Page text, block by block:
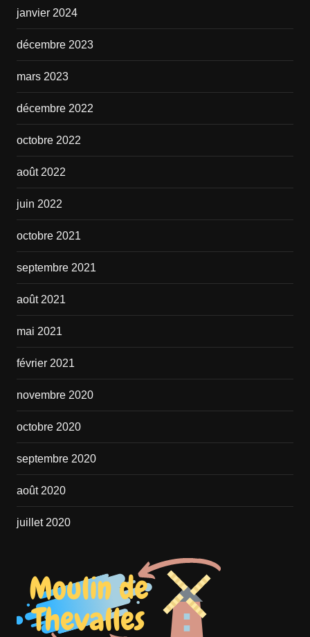
janvier 2024
décembre 2023
mars 2023
décembre 2022
octobre 2022
août 2022
juin 2022
octobre 2021
septembre 2021
août 2021
mai 2021
février 2021
novembre 2020
octobre 2020
septembre 2020
août 2020
juillet 2020